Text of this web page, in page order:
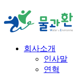
회사소개
인사말
연혁